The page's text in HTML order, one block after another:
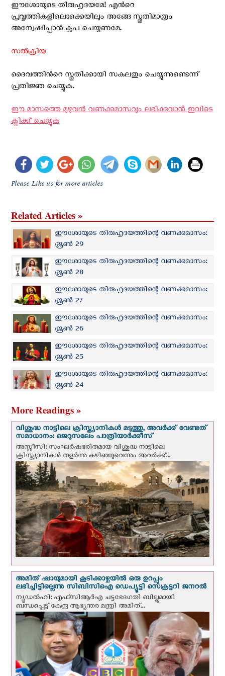
ഈശോയുടെ തിരുഹൃദയമേ! എന്‍റെ
പ്രവൃത്തികളിലൊക്കെയിലും അങ്ങേ സ്തുതിമാത്രം
അന്വേഷിപ്പാന്‍ കൃപ ചെയ്യണമേ.
സല്‍ക്രിയ
ദൈവത്തിന്‍റെ സ്തുതിക്കായി സകലതും ചെയ്യുന്നുണ്ടെന്ന്
പ്രതിജ്ഞ ചെയ്യുക.
ഈ മാസത്തെ മുഴുവന്‍ വണക്കമാസവും ലഭിക്കുവാന്‍ ഇവിടെ
ക്ലിക്ക് ചെയ്യുക
Please Like us for more articles
Related Articles »
ഈശോയുടെ തിരുഹൃദയത്തിന്റെ വണക്കമാസം:
ജൂണ്‍ 29
ഈശോയുടെ തിരുഹൃദയത്തിന്റെ വണക്കമാസം:
ജൂണ്‍ 28
ഈശോയുടെ തിരുഹൃദയത്തിന്റെ വണക്കമാസം:
ജൂണ്‍ 27
ഈശോയുടെ തിരുഹൃദയത്തിന്റെ വണക്കമാസം:
ജൂണ്‍ 26
ഈശോയുടെ തിരുഹൃദയത്തിന്റെ വണക്കമാസം:
ജൂണ്‍ 25
ഈശോയുടെ തിരുഹൃദയത്തിന്റെ വണക്കമാസം:
ജൂണ്‍ 24
More Readings »
വിശുദ്ധ നാട്ടിലെ ക്രിസ്ത്യാനികൾ മടുത്തു, അവർക്ക് വേണ്ടത്
സമാധാനം: ജെറുസലേം പാത്രിയാര്‍ക്കീസ്
അസ്സീസി: സംഘര്‍ഷഭരിതമായ വിശുദ്ധ നാട്ടിലെ
ക്രിസ്ത്യാനികൾ തളര്‍ന്നു കഴിഞ്ഞുവെന്നും അവർക്ക്...
അമിത് ഷായുമായി കൂടിക്കാഴ്ചയില്‍ ഒരു ഉറപ്പും
ലഭിച്ചിട്ടില്ലെന്നു സിബിസിഐ ഡെപ്യൂട്ടി സെക്രട്ടറി ജനറല്‍
ന്യൂഡല്‍ഹി: എഫ്‌സിആര്‍എ ചട്ടഭേദഗതി ബില്ലുമായി
ബന്ധപ്പെട്ട് കേന്ദ്ര ആഭ്യന്തര മന്ത്രി അമിത്...